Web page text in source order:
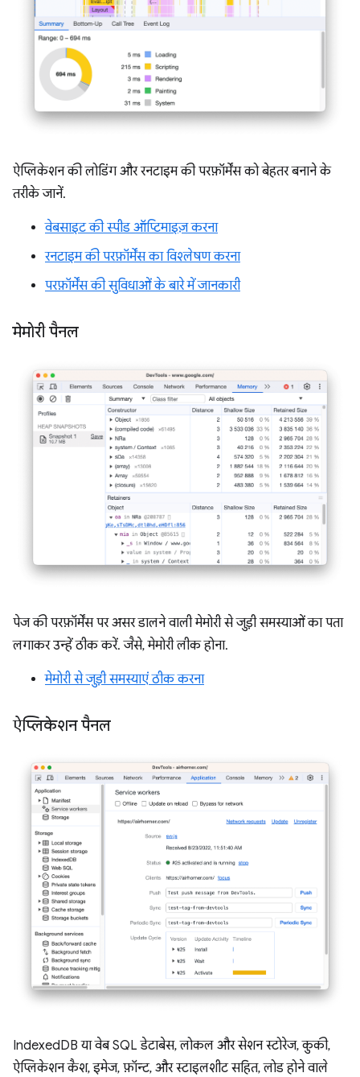
ऐप्लिकेशन की लोडिंग और रनटाइम की परफ़ॉर्मेंस को बेहतर बनाने के
तरीके जानें.
वेबसाइट की स्पीड ऑप्टिमाइज़ करना
रनटाइम की परफ़ॉर्मेंस का विश्लेषण करना
परफ़ॉर्मेंस की सुविधाओं के बारे में जानकारी
मेमोरी पैनल
पेज की परफ़ॉर्मेंस पर असर डालने वाली मेमोरी से जुड़ी समस्याओं का पता
लगाकर उन्हें ठीक करें. जैसे, मेमोरी लीक होना.
मेमोरी से जुड़ी समस्याएं ठीक करना
ऐप्लिकेशन पैनल
IndexedDB या वेब SQL डेटाबेस, लोकल और सेशन स्टोरेज, कुकी,
ऐप्लिकेशन कैश, इमेज, फ़ॉन्ट, और स्टाइलशीट सहित, लोड होने वाले